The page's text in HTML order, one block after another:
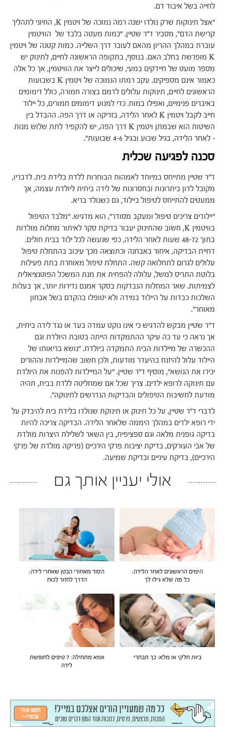
לחייה בשל איבוד דם.
"אצל תינוקות שרק נולדו ישנה רמה נמוכה של ויטמין K, החיוני לתהליך
קרישת הדם", מסביר ד"ר שטיין. "כמות מעטה בלבד של הוויטמין
עוברת במהלך ההריון מהאם לעובר דרך השלייה. כמות קטנה של ויטמין
K מופרשת בחלב האם. בנוסף, בתקופה הראשונה לחיים, לתינוק יש
מספר מועט של חיידקים במעי, שיכולים לייצר את הוויטמין, אך כל אלה
כאמור אינם מספיקים. עקב רמתו הנמוכה של ויטמין K בשבועות
הראשונים לחיים, תינוקות עלולים לדמם בצורה חמורה, כולל דימומים
באיברים פנימיים, ואפילו במוח. כדי למנוע דימומים חמורים, כל יילוד
חייב לקבל ויטמין K לאחר הלידה, בזריקה או דרך הפה. ההבדל בין
השיטות הוא שבמתן ויטמין K דרך הפה, יש להקפיד לתת שלוש מנות
– לאחר הלידה, בגיל שבוע ובגיל 4-6 שבועות".
סכנה לפגיעה שכלית
ד"ר שטיין מתייחס במיוחד לאמהות הבוחרות ללדת בלידת בית. לדבריו,
מקובל לדון ביתרונות ובחסרונות של לידה ביתית ליולדת עצמה, אך
ממעטים להתייחס לטיפול ביילוד, גם כשנולד בריא.
"יילודים צריכים טיפול ומעקב מסודר", הוא מדגיש. "מלבד הטיפול
בוויטמין K, חשוב שהתינוק יעבור בדיקת סקר לאיתור מחלות מולדות
בתוך 48-72 שעות לאחר הלידה, כפי שנעשה לכל ילוד בבית חולים.
דחיית הבדיקה, איחור באבחנה וכתוצאה מכך עיכוב בהתחלת טיפול
עלולים לגרום לתחלואה קשה. התחלת טיפול מאוחרת בתת פעילות
בלוטת התריס למשל, עלולה להפחית את מנת המשכל הפוטנציאלית
לצמיתות. שאר המחלות הנבדקות בסקר אמנם נדירות יותר, אך בעלות
השלכות כבדות על היילוד במידה ולא יטופלו בהקדם בשל אבחון
מאוחר".
ד"ר שטיין מבקש להדגיש כי אינו נוקט עמדה בעד או נגד לידה ביתית,
אך נראה כי עד כה עיקר ההתמקדות הייתה בטובת היולדת וגם
ההכשרה של מיילדות הבית התמקדה ביולדת. "נושא בריאותו של
היילוד עלול להיזנח בהיעדר מודעות, ולכן חשוב שהמיילדות וההורים
יכירו את הנושא", מוסיף ד"ר שטיין. "על המיילדות להפנות את היולדת
עם תינוקה לרופא ילדים. צריך שכל אם שמחליטה ללדת בבית, תהיה
מודעת לחשיבות הטיפולים והבדיקות הנדרשים לתינוקה".
לדברי ד"ר שטיין, על כל תינוק או תינוקת שנולדו בלידת בית להיבדק על
ידי רופא ילדים במהלך היממה שלאחר הלידה. הבדיקה צריכה להיות
בדיקה גופנית מלאה וגם ספציפית, בין השאר לשלילת היצרות מולדת
של אבי העורקים, בדיקת יציבות פרקי הירכיים (פריקה מולדת של פרקי
הירכיים), בדיקת עיניים ובדיקת שמיעה.
אולי יעניין אותך גם
הימים הראשונים לאחר הלידה:
כל מה שלא גילו לך
הסוד מאחורי הבטן שאחרי לידה:
הדרך לחזור לכוח
ביות חלקי או מלא: כך תבחרי
אמא מתחילה: 7 טיפים לחופשת
לידה